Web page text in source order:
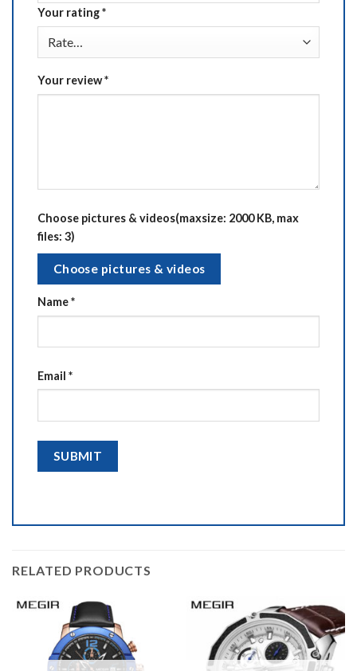
Your rating*
Your review*
Choose pictures & videos(maxsize: 2000 KB, max
files: 3)
Choose pictures & videos
Name*
Email *
RELATED PRODUCTS